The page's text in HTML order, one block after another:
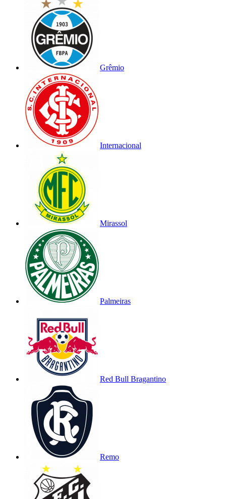
Grêmio
Internacional
Mirassol
Palmeiras
Red Bull Bragantino
Remo